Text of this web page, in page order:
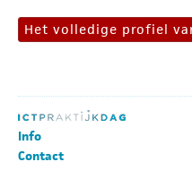
Het volledige profiel
Info
Contact